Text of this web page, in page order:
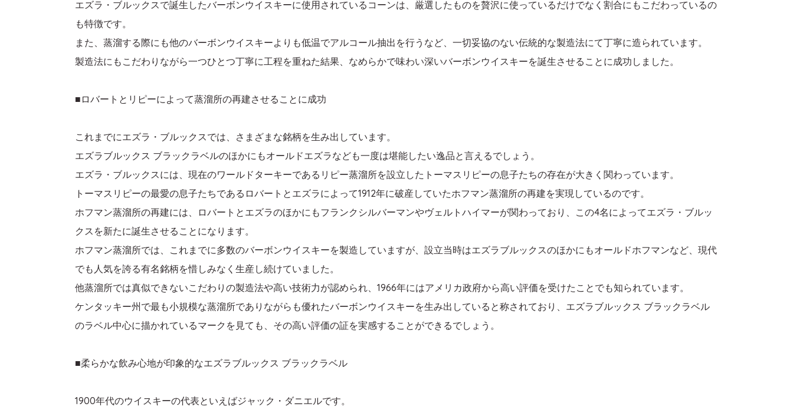
エズラ・ブルックスで誕生したバーボンウイスキーに使用されているコーンは、厳選したものを贅沢に使っているだけでなく割合にもこだわっているの
も特徴です。
また、蒸溜する際にも他のバーボンウイスキーよりも低温でアルコール抽出を行うなど、一切妥協のない伝統的な製造法にて丁寧に造られています。
製造法にもこだわりながら一つひとつ丁寧に工程を重ねた結果、なめらかで味わい深いバーボンウイスキーを誕生させることに成功しました。
■ロバートとリピーによって蒸溜所の再建させることに成功
これまでにエズラ・ブルックスでは、さまざまな銘柄を生み出しています。
エズラブルックス ブラックラベルのほかにもオールドエズラなども一度は堪能したい逸品と言えるでしょう。
エズラ・ブルックスには、現在のワールドターキーであるリピー蒸溜所を設立したトーマスリピーの息子たちの存在が大きく関わっています。
トーマスリピーの最愛の息子たちであるロバートとエズラによって1912年に破産していたホフマン蒸溜所の再建を実現しているのです。
ホフマン蒸溜所の再建には、ロバートとエズラのほかにもフランクシルバーマンやヴェルトハイマーが関わっており、この4名によってエズラ・ブルッ
クスを新たに誕生させることになります。
ホフマン蒸溜所では、これまでに多数のバーボンウイスキーを製造していますが、設立当時はエズラブルックスのほかにもオールドホフマンなど、現代
でも人気を誇る有名銘柄を惜しみなく生産し続けていました。
他蒸溜所では真似できないこだわりの製造法や高い技術力が認められ、1966年にはアメリカ政府から高い評価を受けたことでも知られています。
ケンタッキー州で最も小規模な蒸溜所でありながらも優れたバーボンウイスキーを生み出していると称されており、エズラブルックス ブラックラベル
のラベル中心に描かれているマークを見ても、その高い評価の証を実感することができるでしょう。
■柔らかな飲み心地が印象的なエズラブルックス ブラックラベル
1900年代のウイスキーの代表といえばジャック・ダニエルです。